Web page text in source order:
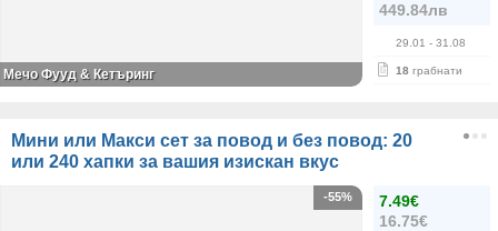
449.84лв
29.01 - 31.08
18 грабнати
Мечо Фууд & Кетъринг
Мини или Макси сет за повод и без повод: 20
или 240 хапки за вашия изискан вкус
7.49€
16.75€
-55%